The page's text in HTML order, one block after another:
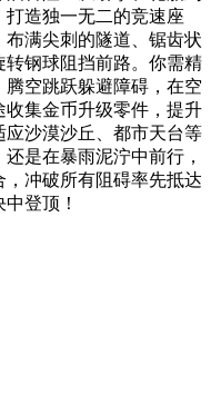
造独一无二的竞速座
满尖刺的隧道、锯齿状
钢球阻挡前路。你需精
空跳跃躲避障碍，在空
集金币升级零件，提升
沙漠沙丘、都市天台等
是在暴雨泥泞中前行，
冲破所有阻碍率先抵达
登顶！